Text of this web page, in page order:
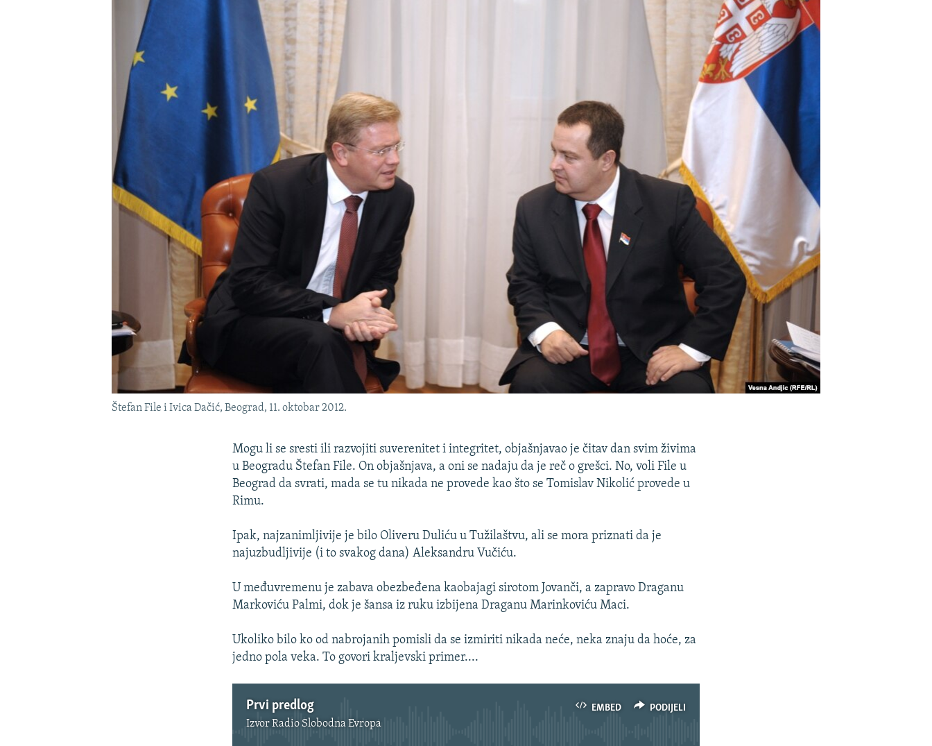
POPLAVE I KLIZIŠTA U BIH 2024.
Štefan File i Ivica Dačić, Beograd, 11. oktobar 2012.
Mogu li se sresti ili razvojiti suverenitet i integritet, objašnjavao je čitav dan svim živima
u Beogradu Štefan File. On objašnjava, a oni se nadaju da je reč o grešci. No, voli File u
Beograd da svrati, mada se tu nikada ne provede kao što se Tomislav Nikolić provede u
Rimu.
Ipak, najzanimljivije je bilo Oliveru Duliću u Tužilaštvu, ali se mora priznati da je
najuzbudljivije (i to svakog dana) Aleksandru Vučiću.
U međuvremenu je zabava obezbeđena kaobajagi sirotom Jovanči, a zapravo Draganu
Markoviću Palmi, dok je šansa iz ruku izbijena Draganu Marinkoviću Maci.
Ukoliko bilo ko od nabrojanih pomisli da se izmiriti nikada neće, neka znaju da hoće, za
jedno pola veka. To govori kraljevski primer....
EMBED PODIJELI
Prvi predlog
IzvorRadio Slobodna Evropa